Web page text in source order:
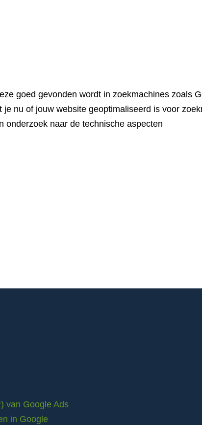
goed gevonden wordt in zoekmachines zoals
nu of jouw website geoptimaliseerd is voor
naar de technische aspecten
van Google Ads
in Google